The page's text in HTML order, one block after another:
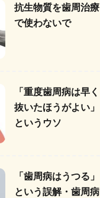
抗生物質を歯周治療
で使わないで
「重度歯周病は早く
抜いたほうがよい」
というウソ
「歯周病はうつる」
という誤解・歯周病